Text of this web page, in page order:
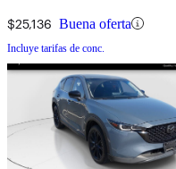
$25,136 Buena oferta
Incluye tarifas de conc.